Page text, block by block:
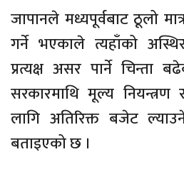
जापानले मध्यपूर्वबाट ठूलो
गर्ने भएकाले त्यहाँको
प्रत्यक्ष असर पार्ने
सरकारमाथि मूल्य नियन्त्रण
लागि अतिरिक्त बजेट
बताइएको छ ।